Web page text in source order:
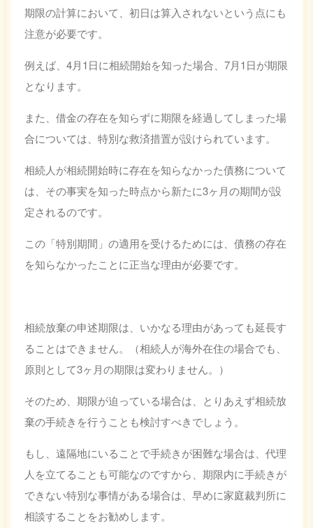
期限の計算において、初日は算入されないという点にも
注意が必要です。
例えば、4月1日に相続開始を知った場合、7月1日が期限
となります。
また、借金の存在を知らずに期限を経過してしまった場
合については、特別な救済措置が設けられています。
相続人が相続開始時に存在を知らなかった債務について
は、その事実を知った時点から新たに3ヶ月の期間が設
定されるのです。
この「特別期間」の適用を受けるためには、債務の存在
を知らなかったことに正当な理由が必要です。
相続放棄の申述期限は、いかなる理由があっても延長す
ることはできません。（相続人が海外在住の場合でも、
原則として3ヶ月の期限は変わりません。）
そのため、期限が迫っている場合は、とりあえず相続放
棄の手続きを行うことも検討すべきでしょう。
もし、遠隔地にいることで手続きが困難な場合は、代理
人を立てることも可能なのですから、期限内に手続きが
できない特別な事情がある場合は、早めに家庭裁判所に
相談することをお勧めします。